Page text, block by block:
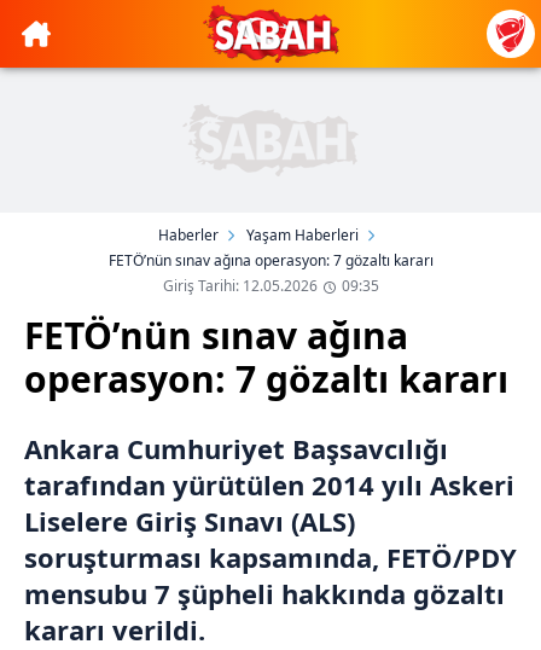
Haberler
Yaşam Haberleri
FETÖ’nün sınav ağına operasyon: 7 gözaltı kararı
Giriş Tarihi: 12.05.2026
09:35
FETÖ’nün sınav ağına
operasyon: 7 gözaltı kararı
Ankara Cumhuriyet Başsavcılığı
tarafından yürütülen 2014 yılı Askeri
Liselere Giriş Sınavı (ALS)
soruşturması kapsamında, FETÖ/PDY
mensubu 7 şüpheli hakkında gözaltı
kararı verildi.